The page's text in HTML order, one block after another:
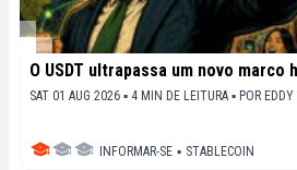
O USDT ultrapassa um novo
SAT 01 AUG 2026 ▪ 4 MIN DE LEITURA ▪ POR EDDY
INFORMAR-SE ▪ STABLECOIN